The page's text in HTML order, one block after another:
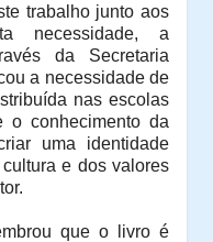
trabalho junto aos
necessidade, a
da Secretaria
a necessidade de
nas escolas
o conhecimento da
uma identidade
e dos valores
que o livro é